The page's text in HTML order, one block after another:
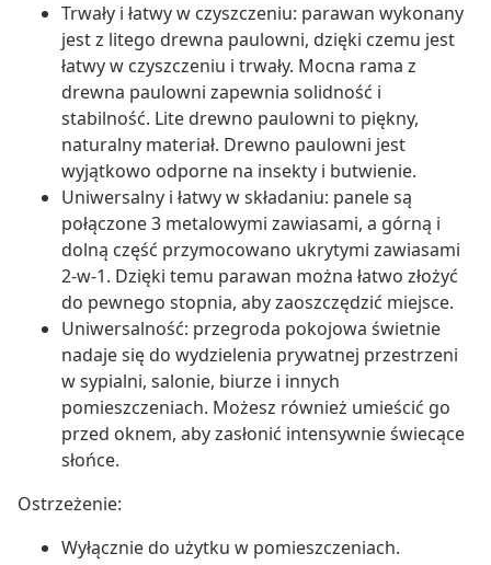
Trwały i łatwy w czyszczeniu: parawan wykonany
jest z litego drewna paulowni, dzięki czemu jest
łatwy w czyszczeniu i trwały. Mocna rama z
drewna paulowni zapewnia solidność i
stabilność. Lite drewno paulowni to piękny,
naturalny materiał. Drewno paulowni jest
wyjątkowo odporne na insekty i butwienie.
Uniwersalny i łatwy w składaniu: panele są
połączone 3 metalowymi zawiasami, a górną i
dolną część przymocowano ukrytymi zawiasami
2-w-1. Dzięki temu parawan można łatwo złożyć
do pewnego stopnia, aby zaoszczędzić miejsce.
Uniwersalność: przegroda pokojowa świetnie
nadaje się do wydzielenia prywatnej przestrzeni
w sypialni, salonie, biurze i innych
pomieszczeniach. Możesz również umieścić go
przed oknem, aby zasłonić intensywnie świecące
słońce.
Ostrzeżenie:
Wyłącznie do użytku w pomieszczeniach.